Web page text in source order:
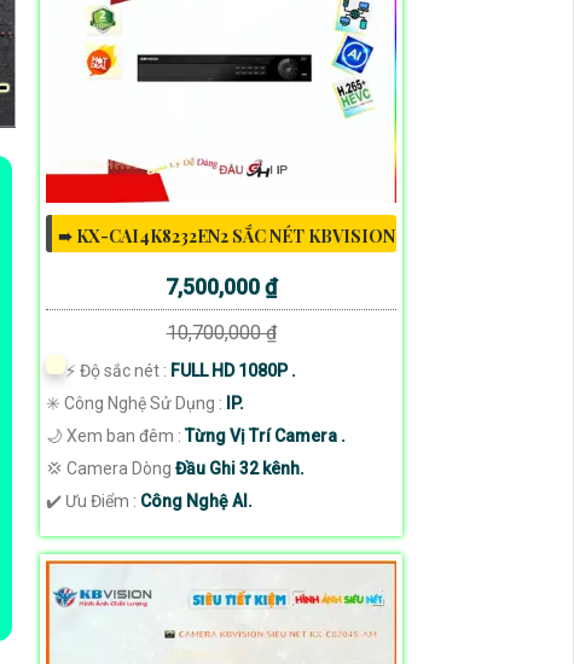
➠ KX-CAI4K8232EN2 SẮC NÉT KBVISION
7,500,000 ₫
10,700,000 ₫
️⚡ Độ sắc nét : FULL HD 1080P .
✳️ Công Nghệ Sử Dụng :
IP.
🌙 Xem ban đêm :Từng Vị Trí Camera .
💢 Camera Dòng Đầu Ghi 32 kênh.
️✔️ Ưu Điểm : Công Nghệ AI.